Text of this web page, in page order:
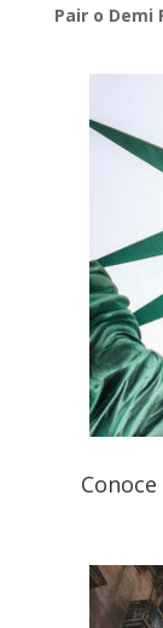
Pair o Demi